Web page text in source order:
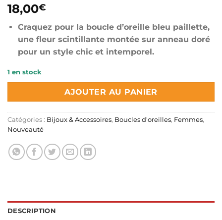
18,00€
Craquez pour la boucle d’oreille bleu paillette,
une fleur scintillante montée sur anneau doré
pour un style chic et intemporel.
1 en stock
AJOUTER AU PANIER
Catégories : Bijoux & Accessoires, Boucles d'oreilles, Femmes,
Nouveauté
DESCRIPTION